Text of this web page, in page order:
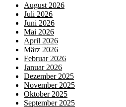
August 2026
Juli 2026
Juni 2026
Mai 2026
April 2026
März 2026
Februar 2026
Januar 2026
Dezember 2025
November 2025
Oktober 2025
September 2025